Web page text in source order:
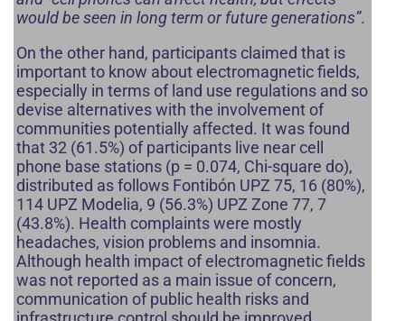
would be seen in long term or future generations”.
On the other hand, participants claimed that is
important to know about electromagnetic fields,
especially in terms of land use regulations and so
devise alternatives with the involvement of
communities potentially affected. It was found
that 32 (61.5%) of participants live near cell
phone base stations (p = 0.074, Chi-square do),
distributed as follows Fontibón UPZ 75, 16 (80%),
114 UPZ Modelia, 9 (56.3%) UPZ Zone 77, 7
(43.8%). Health complaints were mostly
headaches, vision problems and insomnia.
Although health impact of electromagnetic fields
was not reported as a main issue of concern,
communication of public health risks and